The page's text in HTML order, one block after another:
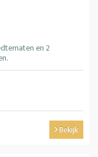
en 2
Bekijk